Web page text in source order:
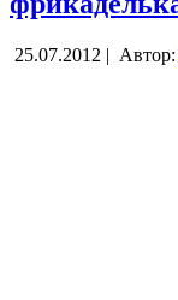
25.07.2012 | Автор: